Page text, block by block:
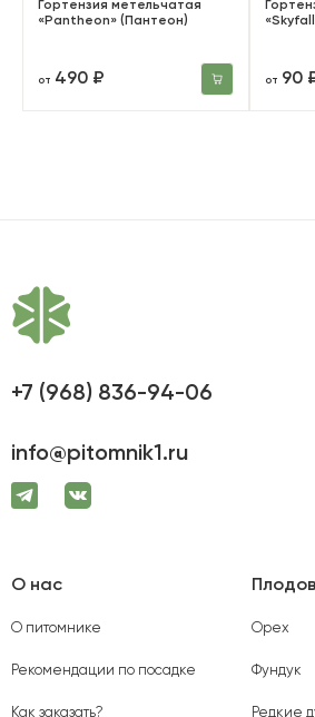
Гортензия метельчатая
«Pantheon» (Пантеон)
от 490 ₽ от 90
+7 (968) 836-94-06
info@pitomnik1.ru
О нас
О питомнике
Рекомендации по посадке
Как заказать?
Орех
Фундук
Редкие